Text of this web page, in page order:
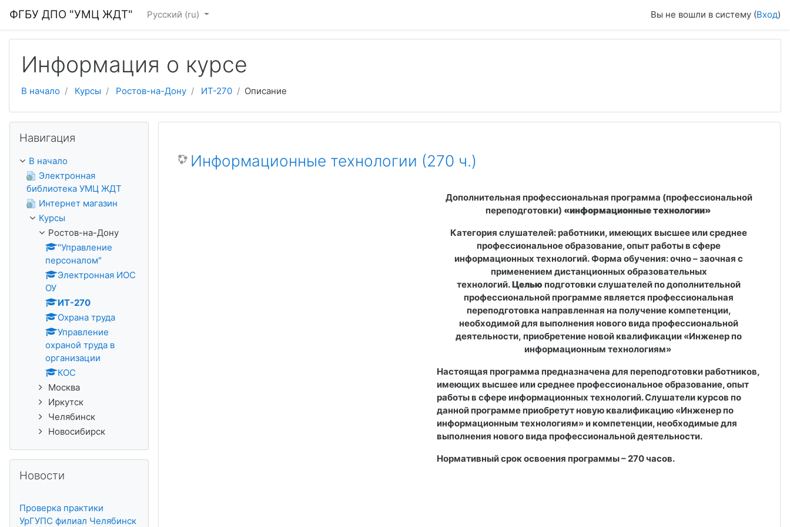
ФГБУ ДПО "УМЦ ЖДТ" Русский ‎(ru)‎ Вы не вошли в систему (Вход)
Информация о курсе
В начало Курсы Ростов-на-Дону ИТ-270 Описание
Информационные технологии (270 ч.)
Дополнительная профессиональная программа (профессиональной
переподготовки) «информационные технологии»
Категория слушателей: работники, имеющих высшее или среднее
профессиональное образование, опыт работы в сфере
информационных технологий. Форма обучения: очно – заочная с
применением дистанционных образовательных
технологий.Целью подготовки слушателей по дополнительной
профессиональной программеявляется профессиональная
переподготовка направленная на получение компетенции,
необходимой для выполнения нового вида профессиональной
деятельности, приобретение новой квалификации «Инженер по
информационным технологиям»
Настоящая программа предназначена для переподготовки работников,
имеющих высшее или среднее профессиональное образование, опыт
работы в сфере информационных технологий. Слушатели курсов по
данной программе приобретут новую квалификацию «Инженер по
информационным технологиям» и компетенции, необходимые для
выполнения нового вида профессиональной деятельности.
Нормативный срок освоения программы – 270 часов.
Навигация
В начало
Электронная
библиотека УМЦ ЖДТ
Интернет магазин
Курсы
Ростов-на-Дону
"Управление
персоналом"
Электронная ИОС
ОУ
ИТ-270
Охрана труда
Управление
охраной труда в
организации
КОС
Москва
Иркутск
Челябинск
Новосибирск
Новости
Проверка практики
УрГУПС филиал Челябинск